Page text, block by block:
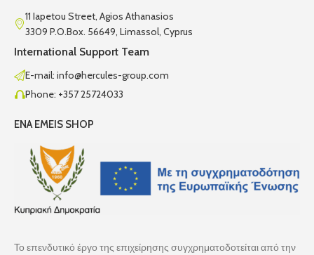
11 Iapetou Street, Agios Athanasios
3309 P.O.Box. 56649, Limassol, Cyprus
International Support Team
E-mail: info@hercules-group.com
Phone: +357 25724033
ENA EMEIS SHOP
Το επενδυτικό έργο της επιχείρησης συγχρηματοδοτείται από την